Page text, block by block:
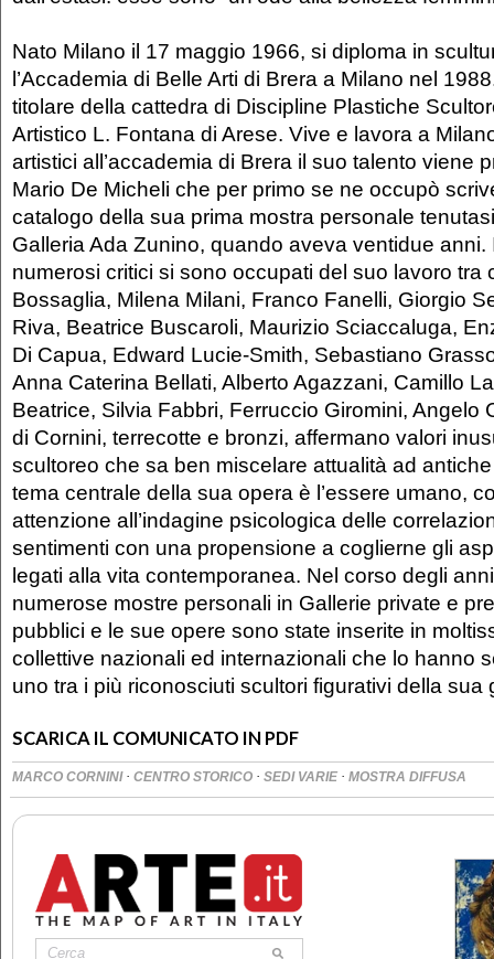
Nato Milano il 17 maggio 1966, si diploma in
l’Accademia di Belle Arti di Brera a Milano nel
titolare della cattedra di Discipline Plastiche
Artistico L. Fontana di Arese. Vive e lavora a
artistici all’accademia di Brera il suo talento viene
Mario De Micheli che per primo se ne occupò
catalogo della sua prima mostra personale
Galleria Ada Zunino, quando aveva ventidue anni.
numerosi critici si sono occupati del suo lavoro tra
Bossaglia, Milena Milani, Franco Fanelli, Giorgio
Riva, Beatrice Buscaroli, Maurizio Sciaccaluga,
Di Capua, Edward Lucie-Smith, Sebastiano
Anna Caterina Bellati, Alberto Agazzani, Camillo
Beatrice, Silvia Fabbri, Ferruccio Giromini, Angelo
di Cornini, terrecotte e bronzi, affermano valori
scultoreo che sa ben miscelare attualità ad
tema centrale della sua opera è l’essere umano,
attenzione all’indagine psicologica delle
sentimenti con una propensione a coglierne gli
legati alla vita contemporanea. Nel corso degli
numerose mostre personali in Gallerie private e
pubblici e le sue opere sono state inserite in
collettive nazionali ed internazionali che lo hanno
uno tra i più riconosciuti scultori figurativi della sua
SCARICA IL COMUNICATO IN PDF
MARCO CORNINI · CENTRO STORICO · SEDI VARIE · MOSTRA DIFFUSA